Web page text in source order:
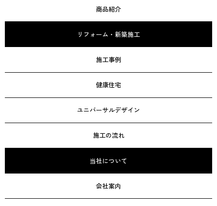
商品紹介
リフォーム・新築施工
施工事例
健康住宅
ユニバーサルデザイン
施工の流れ
当社について
会社案内